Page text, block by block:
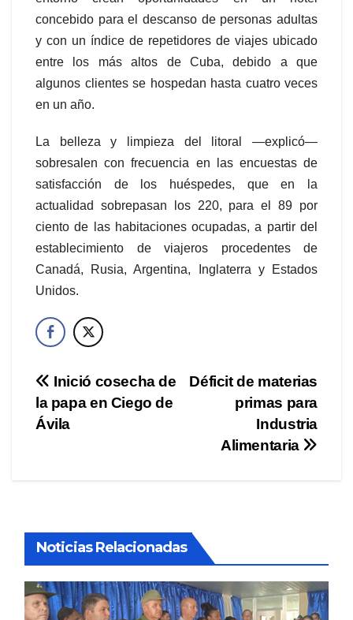
concebido para el descanso de personas adultas
y con un índice de repetidores de viajes ubicado
entre los más altos de Cuba, debido a que
algunos clientes se hospedan hasta cuatro veces
en un año.
La belleza y limpieza del litoral —explicó—
sobresalen con frecuencia en las encuestas de
satisfacción de los huéspedes, que en la
actualidad sobrepasan los 220, para el 89 por
ciento de las habitaciones ocupadas, a partir del
establecimiento de viajeros procedentes de
Canadá, Rusia, Argentina, Inglaterra y Estados
Unidos.
Navegación
de
Déficit de materias
primas para
Industria
Alimentaria
Inició cosecha de
la papa en Ciego de
Ávila
Noticias Relacionadas